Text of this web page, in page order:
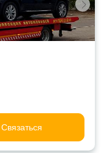
Связаться